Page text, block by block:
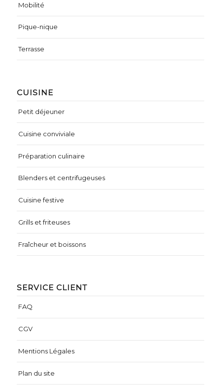
CUISINE
Petit déjeuner
Cuisine conviviale
Préparation culinaire
Blenders et centrifugeuses
Cuisine festive
Grills et friteuses
Fraîcheur et boissons
Mobilité
Pique-nique
Terrasse
SERVICE CLIENT
FAQ
CGV
Mentions Légales
Plan du site